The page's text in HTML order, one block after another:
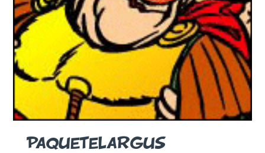
PAQUETELARGUS